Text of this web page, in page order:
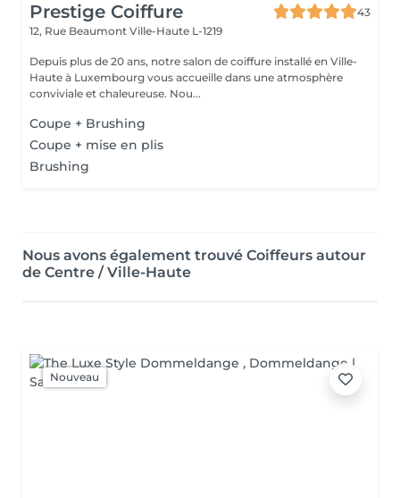
Prestige Coiffure
43
12, Rue Beaumont Ville-Haute L-1219
Depuis plus de 20 ans, notre salon de coiffure installé en Ville-
Haute à Luxembourg vous accueille dans une atmosphère
conviviale et chaleureuse. Nou...
Coupe + Brushing
Coupe + mise en plis
Brushing
Nous avons également trouvé Coiffeurs autour
de Centre / Ville-Haute
Nouveau